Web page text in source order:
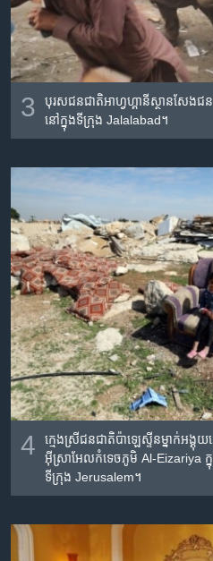
3
បុរស​ជនជាតិ​អាហ្វហ្គានីស្ថាន​សែង​ជន
នៅ​ក្នុង​ទីក្រុង​ Jalalabad។
4
ក្មេង​ស្រី​ជនជាតិ​ប៉ាឡេស្ទីន​ម្នាក់​អង្
អ៊ីស្រាអែល​កំទេច​ភូមិ​ Al-Eizariya
ទីក្រុង​​ Jerusalem។